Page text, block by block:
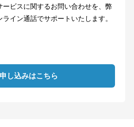
ビスに関するお問い合わせを、弊
イン通話でサポートいたします。
し込みはこちら